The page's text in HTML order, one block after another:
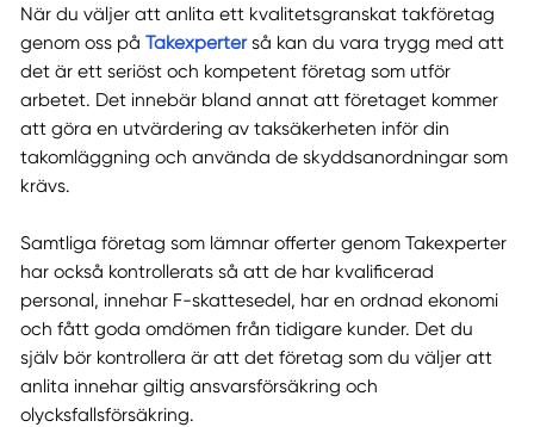
När du väljer att anlita ett kvalitetsgranskat takföretag
genom oss på Takexperterså kan du vara trygg med att
det är ett seriöst och kompetent företag som utför
arbetet. Det innebär bland annat att företaget kommer
att göra en utvärdering av taksäkerheten inför din
takomläggning och använda de skyddsanordningar som
krävs.
Samtliga företag som lämnar offerter genom Takexperter
har också kontrollerats så att de har kvalificerad
personal, innehar F-skattesedel, har en ordnad ekonomi
och fått goda omdömen från tidigare kunder. Det du
själv bör kontrollera är att det företag som du väljer att
anlita innehar giltig ansvarsförsäkring och
olycksfallsförsäkring.